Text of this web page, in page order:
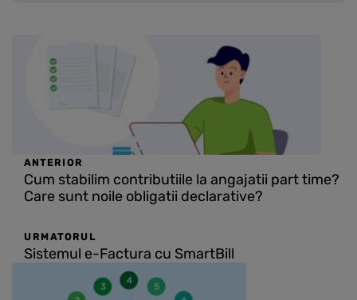
ANTERIOR
Cum stabilim contributiile la angajatii part time?
Care sunt noile obligatii declarative?
URMATORUL
Sistemul e-Factura cu SmartBill